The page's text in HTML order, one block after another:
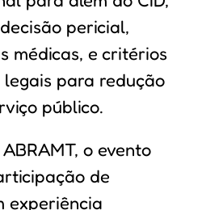
pericial,
médicas, e critérios
para redução
público.
o evento
de
experiência